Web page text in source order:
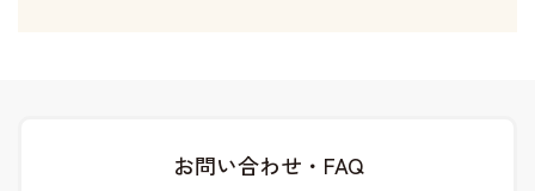
お問い合わせ・FAQ